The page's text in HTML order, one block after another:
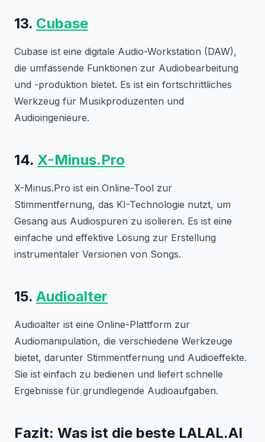
13. Cubase
Cubase ist eine digitale Audio-Workstation (DAW),
die umfassende Funktionen zur Audiobearbeitung
und -produktion bietet. Es ist ein fortschrittliches
Werkzeug für Musikproduzenten und
Audioingenieure.
14. X-Minus.Pro
X-Minus.Pro ist ein Online-Tool zur
Stimmentfernung, das KI-Technologie nutzt, um
Gesang aus Audiospuren zu isolieren. Es ist eine
einfache und effektive Lösung zur Erstellung
instrumentaler Versionen von Songs.
15. Audioalter
Audioalter ist eine Online-Plattform zur
Audiomanipulation, die verschiedene Werkzeuge
bietet, darunter Stimmentfernung und Audioeffekte.
Sie ist einfach zu bedienen und liefert schnelle
Ergebnisse für grundlegende Audioaufgaben.
Fazit: Was ist die beste LALAL.AI